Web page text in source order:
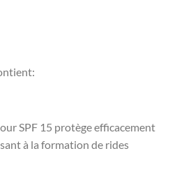
SPF 15 protège efficacement
à la formation de rides